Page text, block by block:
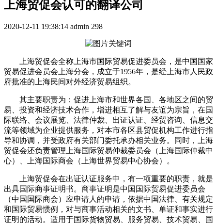
上海贸促会认可的翻译公司
2020-12-11 19:38:14 admin 298
上海贸促会全称上海市国际贸易促进委员会，是中国国家
贸易促进会员会上海分会，成立于1956年，是经上海市人民政
府批准的上海民间对外经济贸易组织。
其主要职责为：促进上海市和世界各国、各地区之间的贸
易、投资和经济技术合作，增进相互了解与友谊为宗旨，在国
际联络、会议展览、法律仲裁、出证认证、经贸咨询、信息交
流等领域为企业提供服务，对本市各区县贸促机构工作进行指
导和协调，并受政府有关部门委托承办相关业务。同时，上海
贸促会还负责管理上海国际贸易仲裁委员会（上海国际仲裁中
心）、上海国际商会（上海世界贸易中心协会）。
上海贸促会在出证认证服务中，有一项重要的职责，就是
出具国际商事证明书。商事证明是中国国际贸易促进委员会
（中国国际商会）应申请人的申请，依据中国法律、有关规定
和国际贸易惯例，对与商事活动相关的文书、单证和事实进行
证明的活动。适用于国际货物贸易、服务贸易、技术贸易、国